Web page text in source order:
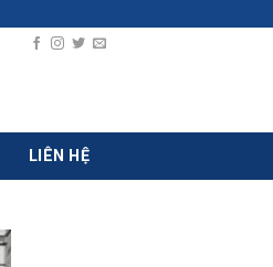
LIÊN HỆ